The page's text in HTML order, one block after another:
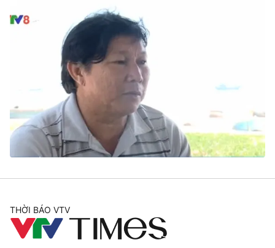
Khán giả
Giải sao mai
Du lịch
Chất lượng cuộc sống
Giáo dục
Học trực tuyến
Công nghệ
Hitech Công nghệ tương lai
Sản phẩm
Thị trường
Tư vấn
Giao lưu trực tuyến
Lịch phát sóng
Chuyên mục khác
Photo Infographic
THỜI BÁO VTV